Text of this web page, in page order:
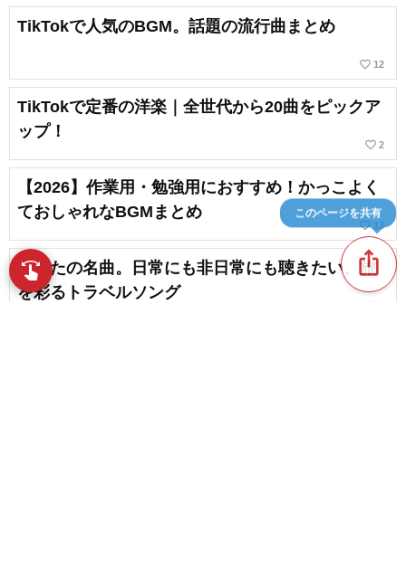
TikTokで人気のBGM。話題の流行曲まとめ
favorite_border 12
TikTokで定番の洋楽｜全世代から20曲をピックア
ップ！
favorite_border 2
【2026】作業用・勉強用におすすめ！かっこよく
ておしゃれなBGMまとめ
favorite_border 13
旅うたの名曲。日常にも非日常にも聴きたい、旅
を彩るトラベルソング
ios_share
このページを共有
swipe 指先で音楽をブラウズ